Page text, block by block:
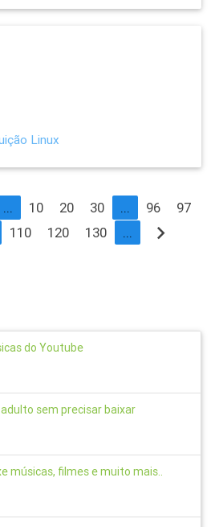
Linux
... 10 20 30 ... 96
97
110 120 130 ... navigate_next
do Youtube
sem precisar baixar
músicas, filmes e muito mais..